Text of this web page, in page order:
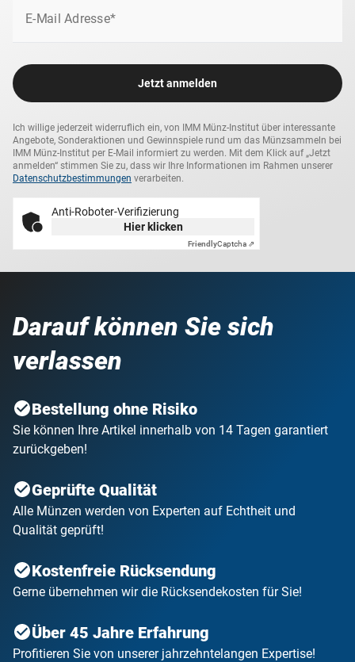
E-Mail Adresse*
Jetzt anmelden
Ich willige jederzeit widerruflich ein, von IMM Münz-Institut über interessante
Angebote, Sonderaktionen und Gewinnspiele rund um das Münzsammeln bei
IMM Münz-Institut per E-Mail informiert zu werden. Mit dem Klick auf „Jetzt
anmelden“ stimmen Sie zu, dass wir Ihre Informationen im Rahmen unserer
Datenschutzbestimmungen verarbeiten.
Anti-Roboter-Verifizierung
Hier klicken
FriendlyCaptcha ⇗
Darauf können Sie sich
verlassen
Bestellung ohne Risiko
Sie können Ihre Artikel innerhalb von 14 Tagen garantiert
zurückgeben!
Geprüfte Qualität
Alle Münzen werden von Experten auf Echtheit und
Qualität geprüft!
Kostenfreie Rücksendung
Gerne übernehmen wir die Rücksendekosten für Sie!
Über 45 Jahre Erfahrung
Profitieren Sie von unserer jahrzehntelangen Expertise!